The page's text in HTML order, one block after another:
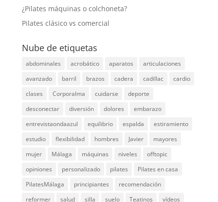
¿Pilates máquinas o colchoneta?
Pilates clásico vs comercial
Nube de etiquetas
abdominales acrobático aparatos
articulaciones
avanzado
barril brazos cadera cadillac
cardio
clases
Corporalma cuidarse
deporte
desconectar
diversión dolores
embarazo
entrevistaondaazul
equilibrio espalda
estiramiento
estudio
flexibilidad hombres Javier
mayores
mujer
Málaga máquinas niveles
offtopic
opiniones
personalizado pilates
Pilates en casa
PilatesMálaga
principiantes
recomendación
reformer
salud silla suelo Teatinos vídeos